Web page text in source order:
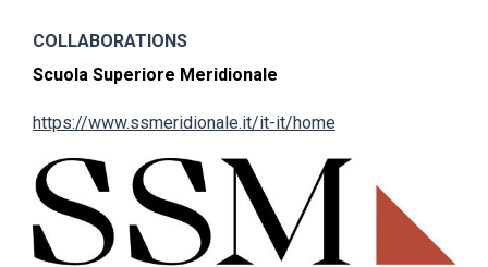
COLLABORATIONS
Scuola Superiore Meridionale
https://www.ssmeridionale.it/it-it/home